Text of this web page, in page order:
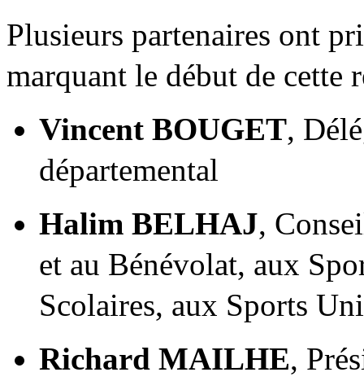
Plusieurs partenaires ont
marquant le début de cette
Vincent BOUGET,
départemental
Halim BELHAJ,
et au Bénévolat, aux
Scolaires, aux Sports
Richard MAILHE,